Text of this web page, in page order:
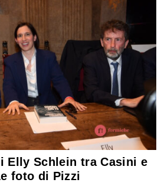
Elly Schlein tra Casini e
foto di Pizzi